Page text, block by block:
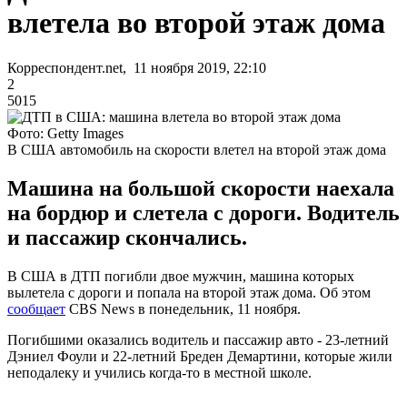
влетела во второй этаж дома
Корреспондент.net, 11 ноября 2019, 22:10
2
5015
Фото: Getty Images
В США автомобиль на скорости влетел на второй этаж дома
Машина на большой скорости наехала
на бордюр и слетела с дороги. Водитель
и пассажир скончались.
В США в ДТП погибли двое мужчин, машина которых
вылетела с дороги и попала на второй этаж дома. Об этом
сообщает CBS News в понедельник, 11 ноября.
Погибшими оказались водитель и пассажир авто - 23-летний
Дэниел Фоули и 22-летний Бреден Демартини, которые жили
неподалеку и учились когда-то в местной школе.